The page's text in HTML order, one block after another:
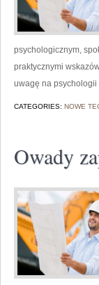
psychologicznym,
praktycznymi
uwagę na
CATEGORIES: NOWE
Owady